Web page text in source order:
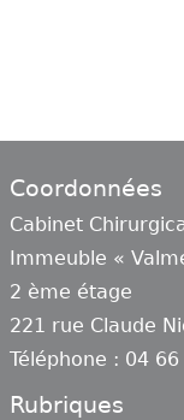
Coordonnées
Cabinet
Immeuble «
2 ème étage
221 rue Claude
Téléphone : 04
Rubriques